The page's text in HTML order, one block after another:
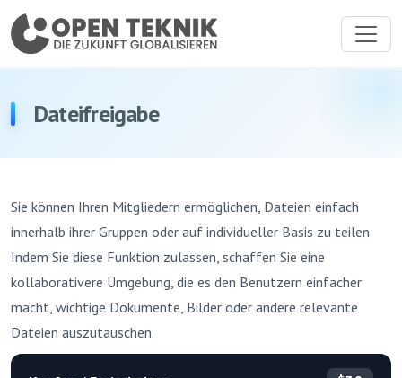
Dateifreigabe
Sie können Ihren Mitgliedern ermöglichen, Dateien einfach
innerhalb ihrer Gruppen oder auf individueller Basis zu teilen.
Indem Sie diese Funktion zulassen, schaffen Sie eine
kollaborativere Umgebung, die es den Benutzern einfacher
macht, wichtige Dokumente, Bilder oder andere relevante
Dateien auszutauschen.